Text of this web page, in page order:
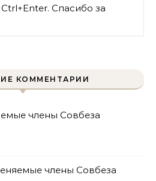
Спасибо за
КОММЕНТАРИИ
члены Совбеза
члены Совбеза